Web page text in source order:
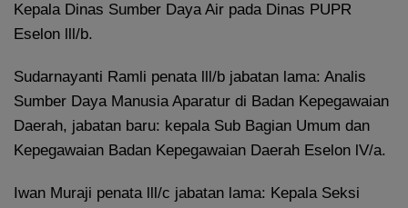
Kepala Dinas Sumber Daya Air pada Dinas PUPR
Eselon lll/b.
Sudarnayanti Ramli penata lll/b jabatan lama: Analis
Sumber Daya Manusia Aparatur di Badan Kepegawaian
Daerah, jabatan baru: kepala Sub Bagian Umum dan
Kepegawaian Badan Kepegawaian Daerah Eselon lV/a.
Iwan Muraji penata lll/c jabatan lama: Kepala Seksi